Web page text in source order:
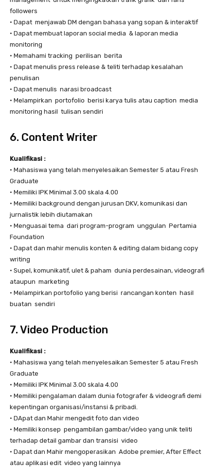
followers
• Dapat menjawab DM dengan bahasa yang sopan & interaktif
• Dapat membuat laporan social media & laporan media
monitoring
• Memahami tracking perilisan berita
• Dapat menulis press release & teliti terhadap kesalahan
penulisan
• Dapat menulis narasi broadcast
• Melampirkan portofolio berisi karya tulis atau caption media
monitoring hasil tulisan sendiri
6. Content Writer
Kualifikasi :
• Mahasiswa yang telah menyelesaikan Semester 5 atau Fresh
Graduate
• Memiliki IPK Minimal 3.00 skala 4.00
• Memiliki background dengan jurusan DKV, komunikasi dan
jurnalistik lebih diutamakan
• Menguasai tema dari program-program unggulan Pertamia
Foundation
• Dapat dan mahir menulis konten & editing dalam bidang copy
writing
• Supel, komunikatif, ulet & paham dunia perdesainan, videografi
ataupun marketing
• Melampirkan portofolio yang berisi rancangan konten hasil
buatan sendiri
7. Video Production
Kualifikasi :
• Mahasiswa yang telah menyelesaikan Semester 5 atau Fresh
Graduate
• Memiliki IPK Minimal 3.00 skala 4.00
• Memiliki pengalaman dalam dunia fotografer & videografi demi
kepentingan organisasi/instansi & pribadi.
• DApat dan Mahir mengedit foto dan video
• Memiliki konsep pengambilan gambar/video yang unik teliti
terhadap detail gambar dan transisi video
• Dapat dan Mahir mengoperasikan Adobe premier, After Effect
atau aplikasi edit video yang lainnya